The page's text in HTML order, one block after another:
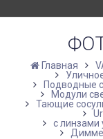
Главная
Подводные
Модули
Тающие
с линзами